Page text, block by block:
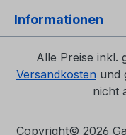
Informationen
Alle Preise inkl.
Versandkosten und
nicht
Copyright© 2026